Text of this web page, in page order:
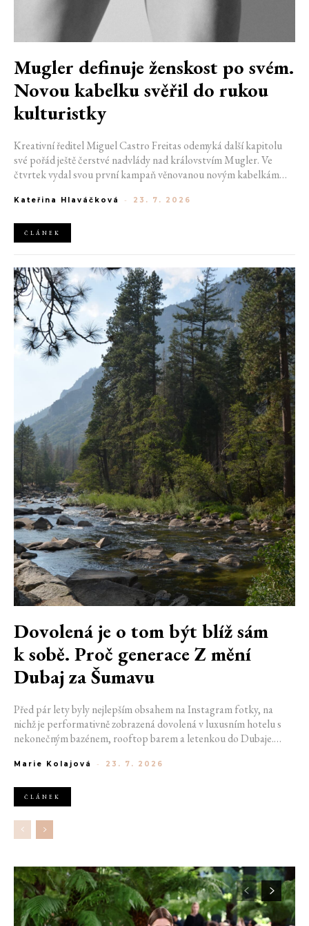
Mugler definuje ženskost po svém.
Novou kabelku svěřil do rukou
kulturistky
Kreativní ředitel Miguel Castro Freitas odemyká další kapitolu
své pořád ještě čerstvé nadvlády nad královstvím Mugler. Ve
čtvrtek vydal svou první kampaň věnovanou novým kabelkám
do módního domu dorazil. Umně mísí výrazy minulosti a dávných
Kateřina Hlaváčková - 23. 7. 2026
ČLÁNEK
Dovolená je o tom být blíž sám
k sobě. Proč generace Z mění
Dubaj za Šumavu
Před pár lety byly nejlepším obsahem na Instagram fotky, na
nichž je performativně zobrazená dovolená v luxusním hotelu s
nekonečným bazénem, rooftop barem a letenkou do Dubaje.
horách. Ranní koupání v lomu. Výlet vlakem na Šumavu.
Marie Kolajová - 23. 7. 2026
ČLÁNEK